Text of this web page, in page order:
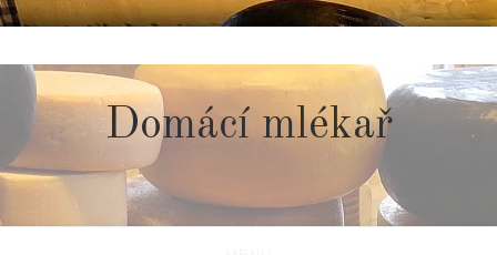
to
content
Domácí mlékař